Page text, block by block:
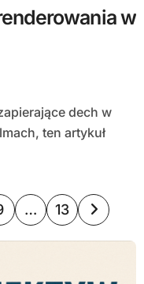
w
ten artykuł
… 13